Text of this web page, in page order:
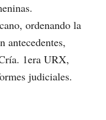
ordenando la
antecedentes,
1era URX,
judiciales.